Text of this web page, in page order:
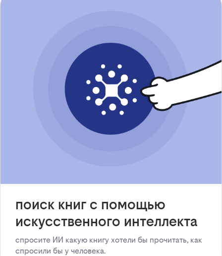
поиск книг с помощью
искусственного интеллекта
спросите ИИ какую книгу хотели бы прочитать, как
спросили бы у человека.